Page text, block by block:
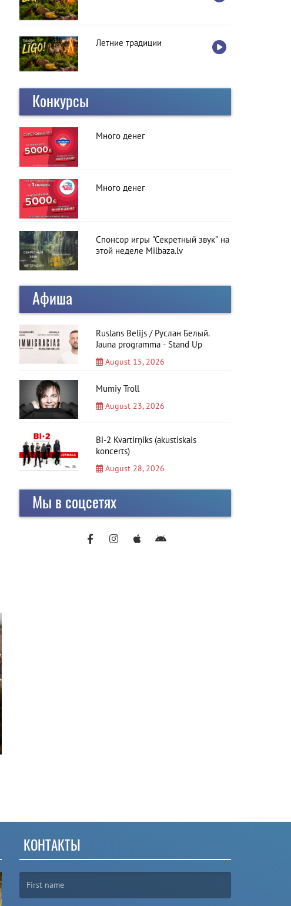
Летние традиции
Конкурсы
Много денег
Много денег
Спонсор игры "Секретный звук" на
этой неделе Milbaza.lv
Афиша
Ruslans Belijs / Руслан Белый.
Jauna programma - Stand Up
August 15, 2026
Mumiy Troll
August 23, 2026
Bi-2 Kvartirņiks (akustiskais
koncerts)
August 28, 2026
Мы в соцсетях
КОНТАКТЫ